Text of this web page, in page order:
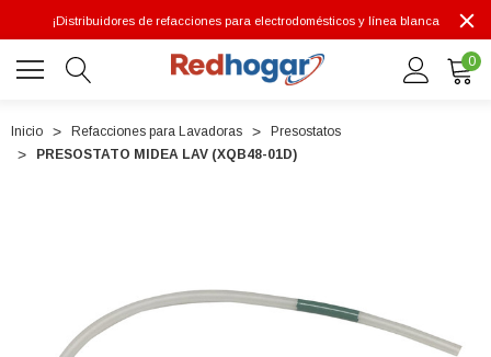
¡Distribuidores de refacciones para electrodomésticos y línea blanca
0
Inicio Refacciones para Lavadoras
Presostatos
PRESOSTATO MIDEA LAV (XQB48-01D)